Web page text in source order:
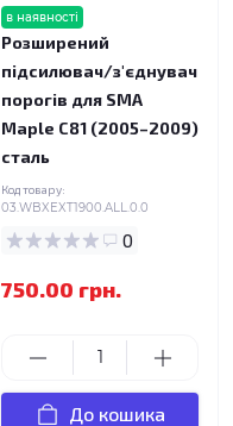
в наявності
Розширений
підсилювач/з'єднувач
порогів для SMA
Maple C81 (2005–2009)
сталь
Код товару:
03.WBXEXT1900.ALL.0.0
0
750.00 грн.
До кошика